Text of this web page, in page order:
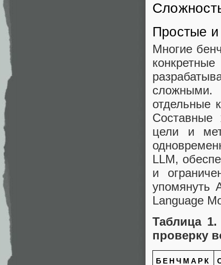
Простые
Многие
отдельные
цели и
LLM,
и
упомянуть
Language
Таблица
проверку
БЕНЧМАРК